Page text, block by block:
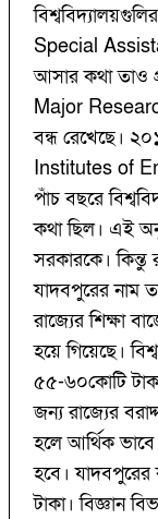
Special
আসার কথা তাও
Major
বন্ধ রেখেছে।
Institutes of
পাঁচ বছরে
কথা ছিল। এই
সরকারকে। কিন্তু
যাদবপুরের নাম
রাজ্যের শিক্ষা
হয়ে গিয়েছে।
৫৫-৬০কোটি
জন্য রাজ্যের
হলে আর্থিক
হবে।
টাকা। বিজ্ঞান